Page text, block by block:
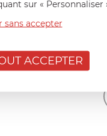
livraison a été très rapide.
sur « Personnaliser
sans accepter
ACCEPTER